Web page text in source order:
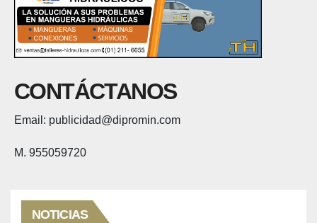
CONTÁCTANOS
Email: publicidad@dipromin.com
M. 955059720
NOTICIAS